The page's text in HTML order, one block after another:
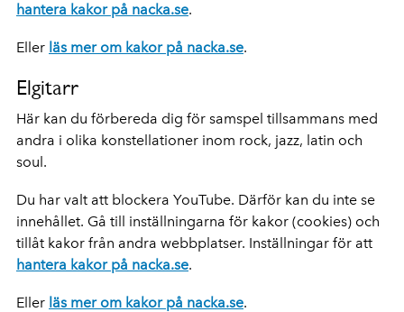
hantera kakor på nacka.se.
Eller läs mer om kakor på nacka.se.
Elgitarr
Här kan du förbereda dig för samspel tillsammans med
andra i olika konstellationer inom rock, jazz, latin och
soul.
Du har valt att blockera YouTube. Därför kan du inte se
innehållet. Gå till inställningarna för kakor (cookies) och
tillåt kakor från andra webbplatser. Inställningar för att
hantera kakor på nacka.se.
Eller läs mer om kakor på nacka.se.